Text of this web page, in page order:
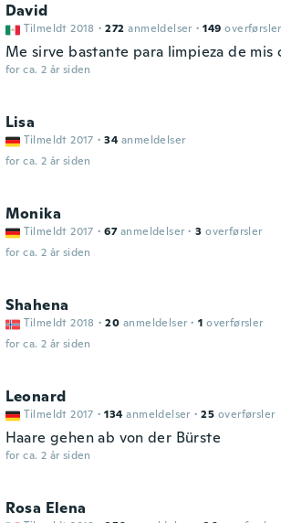
David
Tilmeldt 2018 · 272 anmeldelser · 149 overførsler
Me sirve bastante para limpieza de mis
for ca. 2 år siden
Lisa
Tilmeldt 2017 · 34 anmeldelser
for ca. 2 år siden
Monika
Tilmeldt 2017 · 67 anmeldelser · 3 overførsler
for ca. 2 år siden
Shahena
Tilmeldt 2018 · 20 anmeldelser · 1 overførsler
for ca. 2 år siden
Leonard
Tilmeldt 2017 · 134 anmeldelser · 25 overførsler
Haare gehen ab von der Bürste
for ca. 2 år siden
Rosa Elena